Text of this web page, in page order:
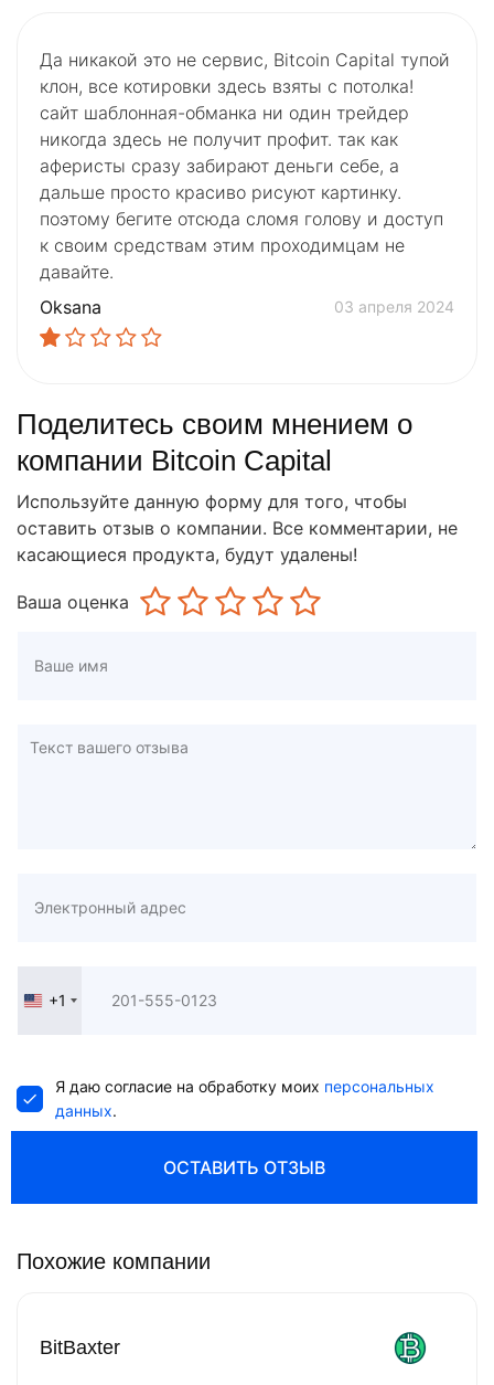
Да никакой это не сервис, Bitcoin Capital тупой
клон, все котировки здесь взяты с потолка!
сайт шаблонная-обманка ни один трейдер
никогда здесь не получит профит. так как
аферисты сразу забирают деньги себе, а
дальше просто красиво рисуют картинку.
поэтому бегите отсюда сломя голову и доступ
к своим средствам этим проходимцам не
давайте.
Oksana
03 апреля 2024
Поделитесь своим мнением о
компании Bitcoin Capital
Используйте данную форму для того, чтобы
оставить отзыв о компании. Все комментарии, не
касающиеся продукта, будут удалены!
Ваша оценка
United
+1
Я даю согласие на обработку моих персональных
данных.
ОСТАВИТЬ ОТЗЫВ
Похожие компании
BitBaxter